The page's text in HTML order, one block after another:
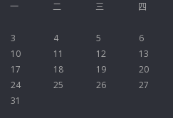
一
二 三 四
3
4 5 6
10
11 12 13
17
18 19 20
24
25 26 27
31